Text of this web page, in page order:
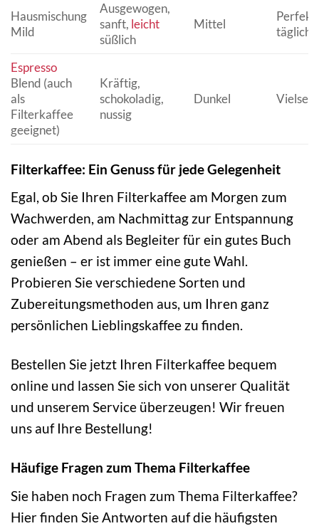
Hausmischung
Mild
Ausgewogen,
sanft, leicht
süßlich
Mittel
Perfekt
Espresso
Blend (auch
als
Filterkaffee
geeignet)
Kräftig,
schokoladig,
nussig
Dunkel
Filterkaffee: Ein Genuss für jede Gelegenheit
Egal, ob Sie Ihren Filterkaffee am Morgen zum
Wachwerden, am Nachmittag zur Entspannung
oder am Abend als Begleiter für ein gutes Buch
genießen – er ist immer eine gute Wahl.
Probieren Sie verschiedene Sorten und
Zubereitungsmethoden aus, um Ihren ganz
persönlichen Lieblingskaffee zu finden.
Bestellen Sie jetzt Ihren Filterkaffee bequem
online und lassen Sie sich von unserer Qualität
und unserem Service überzeugen! Wir freuen
uns auf Ihre Bestellung!
Häufige Fragen zum Thema Filterkaffee
Sie haben noch Fragen zum Thema Filterkaffee?
Hier finden Sie Antworten auf die häufigsten